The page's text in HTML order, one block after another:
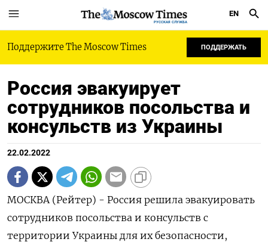
РУССКАЯ СЛУЖБА
EN
Поддержите The Moscow Times ПОДДЕРЖАТЬ
Россия эвакуирует
сотрудников посольства и
консульств из Украины
22.02.2022
МОСКВА (Рейтер) - Россия решила эвакуировать
сотрудников посольства и консульств с
территории Украины для их безопасности,